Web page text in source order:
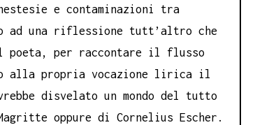
e contaminazioni tra
ad una riflessione tutt’altro che
poeta, per raccontare il flusso
alla propria vocazione lirica il
disvelato un mondo del tutto
oppure di Cornelius Escher.